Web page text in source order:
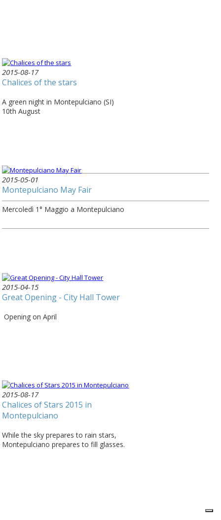
2015-08-17
Chalices of the stars
A green night in Montepulciano (SI)
10th August
2015-05-01
Montepulciano May Fair
Mercoledì 1° Maggio a Montepulciano
2015-04-15
Great Opening - City Hall Tower
Opening on April
2015-08-17
Chalices of Stars 2015 in
Montepulciano
While the sky prepares to rain stars,
Montepulciano prepares to fill glasses.